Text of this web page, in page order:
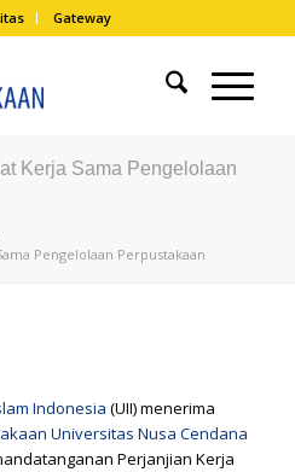
Gateway
Kerja Sama Pengelolaan
Pengelolaan Perpustakaan
Indonesia (UII) menerima
Universitas Nusa Cendana
Perjanjian Kerja